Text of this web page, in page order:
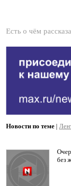
Есть о чём
Новости по теме |
без